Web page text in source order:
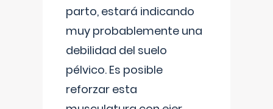
parto, estará indicando
muy probablemente una
debilidad del suelo
pélvico. Es posible
reforzar esta